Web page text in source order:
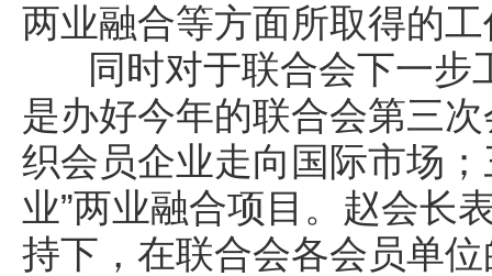
两业融合等方面所取得的
同时对于联合会下一步
是办好今年的联合会第三
织会员企业走向国际市场
业”两业融合项目。赵会长
持下，在联合会各会员单